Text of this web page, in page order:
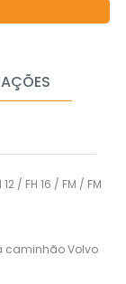
/ FH 16 / FM / FM
caminhão Volvo